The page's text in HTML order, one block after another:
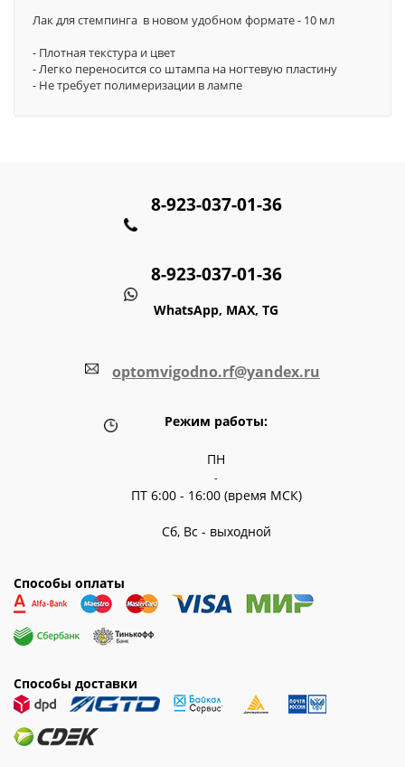
Лак для стемпинга в новом удобном формате - 10 мл
- Плотная текстура и цвет
- Легко переносится со штампа на ногтевую пластину
- Не требует полимеризации в лампе
8-923-037-01-36
8-923-037-01-36
WhatsApp, MAX, TG
optomvigodno.rf@yandex.ru
Режим работы:
ПН
-
ПТ 6:00 - 16:00 (время МСК)
Сб, Вс - выходной
Способы оплаты
Способы доставки